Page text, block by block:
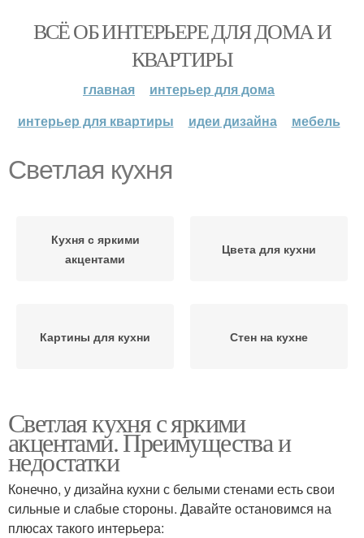
ВСЁ ОБ ИНТЕРЬЕРЕ ДЛЯ ДОМА И
КВАРТИРЫ
главная
интерьер для дома
интерьер для квартиры
идеи дизайна мебель
Светлая кухня
Кухня с яркими
акцентами
Цвета для кухни
Картины для кухни Стен на кухне
Светлая кухня с яркими
акцентами. Преимущества и
недостатки
Конечно, у дизайна кухни с белыми стенами есть свои
сильные и слабые стороны. Давайте остановимся на
плюсах такого интерьера: